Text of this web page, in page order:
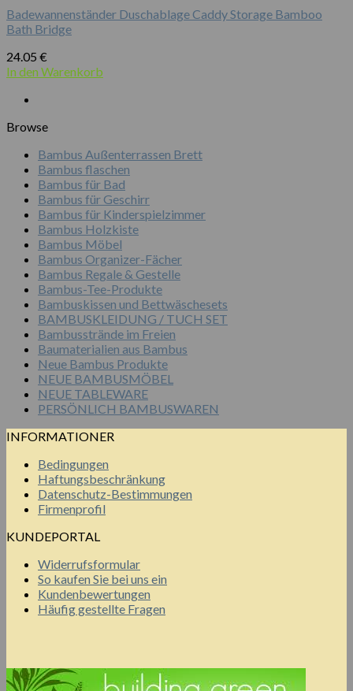
Badewannenständer Duschablage Caddy Storage Bamboo
Bath Bridge
24.05 €
In den Warenkorb
Browse
Bambus Außenterrassen Brett
Bambus flaschen
Bambus für Bad
Bambus für Geschirr
Bambus für Kinderspielzimmer
Bambus Holzkiste
Bambus Möbel
Bambus Organizer-Fächer
Bambus Regale & Gestelle
Bambus-Tee-Produkte
Bambuskissen und Bettwäschesets
BAMBUSKLEIDUNG / TUCH SET
Bambusstrände im Freien
Baumaterialien aus Bambus
Neue Bambus Produkte
NEUE BAMBUSMÖBEL
NEUE TABLEWARE
PERSÖNLICH BAMBUSWAREN
INFORMATIONER
Bedingungen
Haftungsbeschränkung
Datenschutz-Bestimmungen
Firmenprofil
KUNDEPORTAL
Widerrufsformular
So kaufen Sie bei uns ein
Kundenbewertungen
Häufig gestellte Fragen